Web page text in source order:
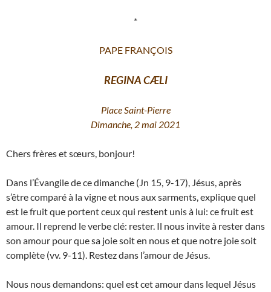
*
PAPE FRANÇOIS
REGINA CÆLI
Place Saint-Pierre
Dimanche, 2 mai 2021
Chers frères et sœurs, bonjour!
Dans l’Évangile de ce dimanche (Jn 15, 9-17), Jésus, après
s’être comparé à la vigne et nous aux sarments, explique quel
est le fruit que portent ceux qui restent unis à lui: ce fruit est
amour. Il reprend le verbe clé: rester. Il nous invite à rester dans
son amour pour que sa joie soit en nous et que notre joie soit
complète (vv. 9-11). Restez dans l’amour de Jésus.
Nous nous demandons: quel est cet amour dans lequel Jésus